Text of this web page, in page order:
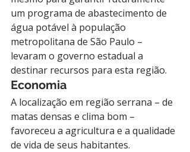
um programa de abastecimento de
água potável à população
metropolitana de São Paulo –
levaram o governo estadual a
destinar recursos para esta região.
Economia
A localização em região serrana – de
matas densas e clima bom –
favoreceu a agricultura e a qualidade
de vida de seus habitantes.